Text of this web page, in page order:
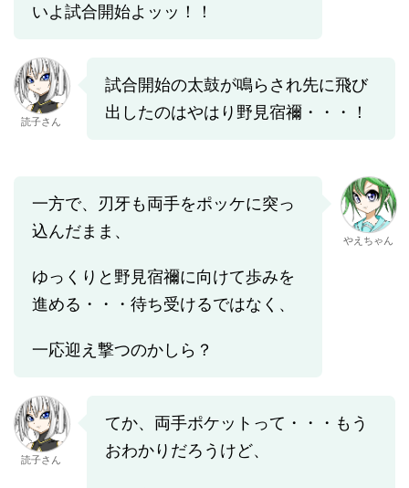
いよ試合開始よッッ！！
読子さん
試合開始の太鼓が鳴らされ先に飛び
出したのはやはり野見宿禰・・・！
一方で、刃牙も両手をポッケに突っ
込んだまま、
ゆっくりと野見宿禰に向けて歩みを
進める・・・待ち受けるではなく、
一応迎え撃つのかしら？
やえちゃん
読子さん
てか、両手ポケットって・・・もう
おわかりだろうけど、